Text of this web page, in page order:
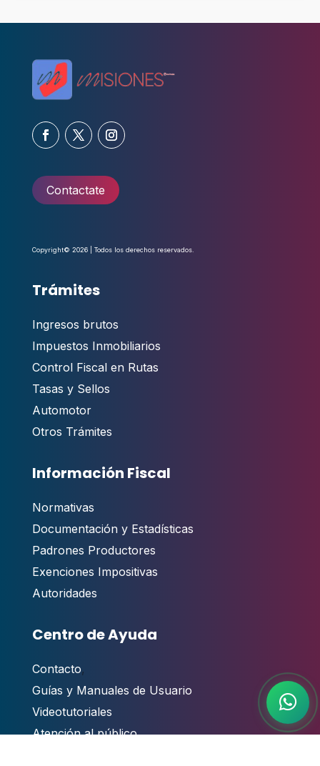
Contactate
Copyright© 2026 | Todos los derechos reservados.
Trámites
Ingresos brutos
Impuestos Inmobiliarios
Control Fiscal en Rutas
Tasas y Sellos
Automotor
Otros Trámites
Información Fiscal
Normativas
Documentación y Estadísticas
Padrones Productores
Exenciones Impositivas
Autoridades
Centro de Ayuda
Contacto,
Guías y Manuales de Usuario
Videotutoriales
Atención al público